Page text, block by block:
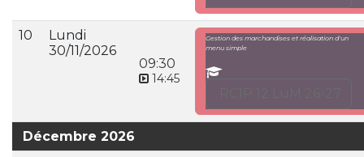
10
Lundi
30/11/2026
09:30
14:45
Gestion des marchandises et réalisation d'un
menu simple
Décembre 2026